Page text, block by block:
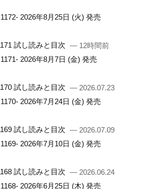
2026年8月25日 (火) 発売
試し読みと目次 — 12時間前
2026年8月7日 (金) 発売
試し読みと目次 — 2026.07.23
2026年7月24日 (金) 発売
試し読みと目次 — 2026.07.09
2026年7月10日 (金) 発売
試し読みと目次 — 2026.06.24
2026年6月25日 (木) 発売